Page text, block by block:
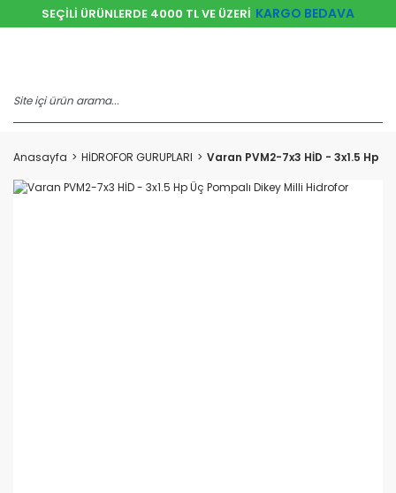
SEÇİLİ ÜRÜNLERDE 4000 TL VE ÜZERİ KARGO BEDAVA
Anasayfa HİDROFOR GURUPLARI Varan PVM2-7x3 HİD - 3x1.5 Hp